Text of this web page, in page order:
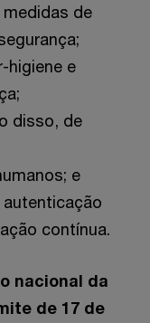
de
higiene e
disso, de
e
contínua.
nacional da
de 17 de